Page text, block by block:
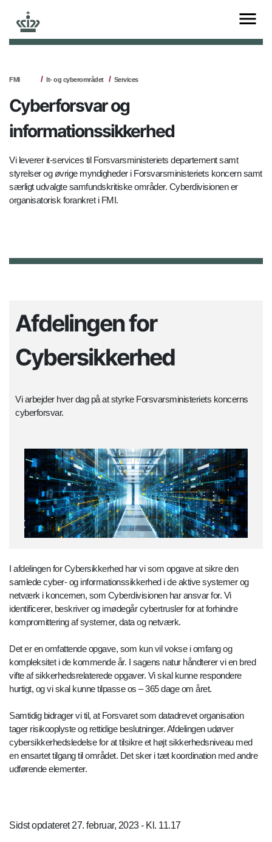
FMI It- og cyberområdet Services
Cyberforsvar og
informationssikkerhed
Vi leverer it-services til Forsvarsministeriets departement samt
styrelser og øvrige myndigheder i Forsvarsministeriets koncern samt
særligt udvalgte samfundskritiske områder. Cyberdivisionen er
organisatorisk forankret i FMI.
Afdelingen for
Cybersikkerhed
Vi arbejder hver dag på at styrke Forsvarsministeriets koncerns
cyberforsvar.
I afdelingen for Cybersikkerhed har vi som opgave at sikre den
samlede cyber- og informationssikkerhed i de aktive systemer og
netværk i koncernen, som Cyberdivisionen har ansvar for. Vi
identificerer, beskriver og imødegår cybertrusler for at forhindre
kompromittering af systemer, data og netværk.
Det er en omfattende opgave, som kun vil vokse i omfang og
kompleksitet i de kommende år. I sagens natur håndterer vi en bred
vifte af sikkerhedsrelaterede opgaver. Vi skal kunne respondere
hurtigt, og vi skal kunne tilpasse os – 365 dage om året.
Samtidig bidrager vi til, at Forsvaret som datadrevet organisation
tager risikooplyste og rettidige beslutninger. Afdelingen udøver
cybersikkerhedsledelse for at tilsikre et højt sikkerhedsniveau med
en ensartet tilgang til området. Det sker i tæt koordination med andre
udførende elementer.
Sidst opdateret 27. februar, 2023 - Kl. 11.17